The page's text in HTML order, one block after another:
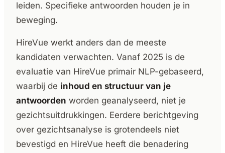
leiden. Specifieke antwoorden houden je in
beweging.
HireVue werkt anders dan de meeste
kandidaten verwachten. Vanaf 2025 is de
evaluatie van HireVue primair NLP-gebaseerd,
waarbij de inhoud en structuur van je
antwoorden worden geanalyseerd, niet je
gezichtsuitdrukkingen. Eerdere berichtgeving
over gezichtsanalyse is grotendeels niet
bevestigd en HireVue heeft die benadering